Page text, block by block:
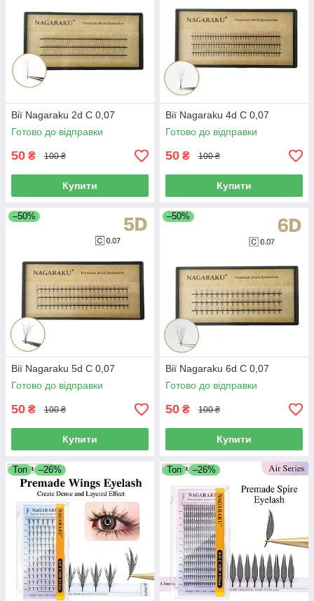
Вії Nagaraku 2d C 0,07
Готово до відправки
50 ₴ 100 ₴
Купити
Вії Nagaraku 4d C 0,07
Готово до відправки
50 ₴ 100 ₴
Купити
–50%
Вії Nagaraku 5d C 0,07
Готово до відправки
50 ₴ 100 ₴
Купити
–50%
Вії Nagaraku 6d C 0,07
Готово до відправки
50 ₴ 100 ₴
Купити
Топ –26% Топ –26%